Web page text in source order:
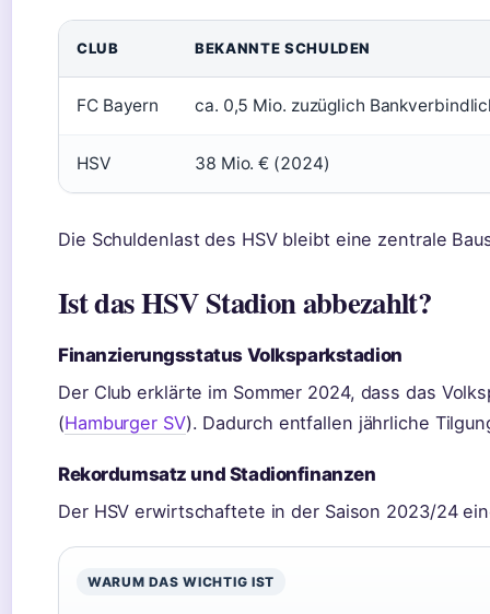
CLUB BEKANNTE SCHULDEN
FC Bayern ca. 0,5 Mio. zuzüglich
HSV 38 Mio. € (2024)
Die Schuldenlast des HSV bleibt eine zentrale
Ist das HSV Stadion abbezahlt?
Finanzierungsstatus Volksparkstadion
Der Club erklärte im Sommer 2024, dass das
(Hamburger SV). Dadurch entfallen jährliche
Rekordumsatz und Stadionfinanzen
Der HSV erwirtschaftete in der Saison 2023/24
WARUM DAS WICHTIG IST